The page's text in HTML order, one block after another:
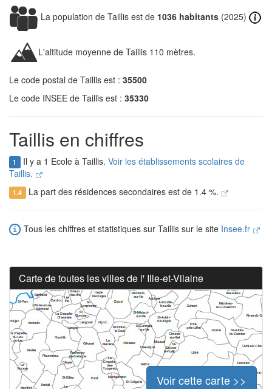
La population de Taillis est de 1036 habitants (2025)
L'altitude moyenne de Taillis 110 mètres.
Le code postal de Taillis est : 35500
Le code INSEE de Taillis est : 35330
Taillis en chiffres
1 Il y a 1 Ecole à Taillis. Voir les établissements scolaires de
Taillis.
1.4 La part des résidences secondaires est de 1.4 %.
Tous les chiffres et statistiques sur Taillis sur le site Insee.fr
Carte de toutes les villes de l' Ille-et-Vilaine
Voir cette carte >>